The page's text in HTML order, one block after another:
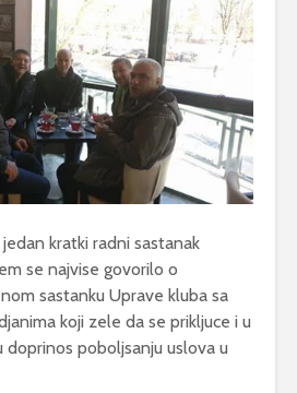
kratki radni sastanak
se najvise govorilo o
sastanku Uprave kluba sa
koji zele da se prikljuce i u
poboljsanju uslova u